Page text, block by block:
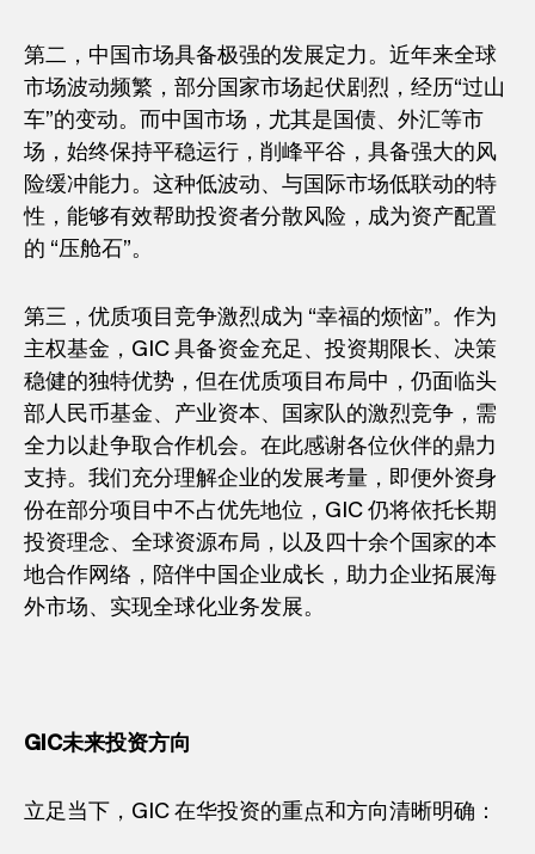
第二，中国市场具备极强的发展定力。近年来全球
市场波动频繁，部分国家市场起伏剧烈，经历“过山
车”的变动。而中国市场，尤其是国债、外汇等市
场，始终保持平稳运行，削峰平谷，具备强大的风
险缓冲能力。这种低波动、与国际市场低联动的特
性，能够有效帮助投资者分散风险，成为资产配置
的 “压舱石”。
第三，优质项目竞争激烈成为 “幸福的烦恼”。作为
主权基金，GIC 具备资金充足、投资期限长、决策
稳健的独特优势，但在优质项目布局中，仍面临头
部人民币基金、产业资本、国家队的激烈竞争，需
全力以赴争取合作机会。在此感谢各位伙伴的鼎力
支持。我们充分理解企业的发展考量，即便外资身
份在部分项目中不占优先地位，GIC 仍将依托长期
投资理念、全球资源布局，以及四十余个国家的本
地合作网络，陪伴中国企业成长，助力企业拓展海
外市场、实现全球化业务发展。
GIC未来投资方向
立足当下，GIC 在华投资的重点和方向清晰明确：